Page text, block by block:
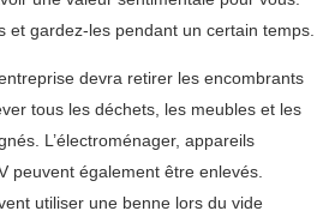
et gardez-les pendant un certain temps.
devra retirer les encombrants
tous les déchets, les meubles et les
L’électroménager, appareils
peuvent également être enlevés.
utiliser une benne lors du vide